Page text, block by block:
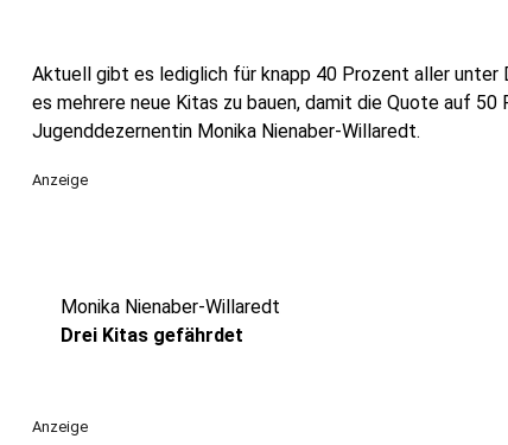
Aktuell gibt es lediglich für knapp 40 Prozent aller unter
es mehrere neue Kitas zu bauen, damit die Quote auf
Jugenddezernentin Monika Nienaber-Willaredt.
Anzeige
Monika Nienaber-Willaredt
Drei Kitas gefährdet
Anzeige